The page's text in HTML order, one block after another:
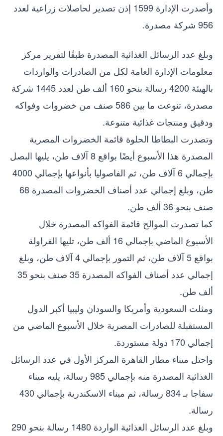
وأصدرت الإدارة 1599 إذن تصدير لحاصلات زراعية لعدد
956 شركة مصدرة.
وبلغ عدد الرسائل الغذائية المصدرة طبقًا لتقرير مركز
معلومات الإدارة العامة لكل من الصادرات والواردات
بالهيئة 4200 رسالة بنحو 160 ألف طن لعدد 1445 شركة
مصدرة، تنوعت ما بين 586 صنف من خضروات وفواكه
ودقيق ومنتجات غذائية متنوعة.
وتصدرت البطاطا الحلوة قائمة الخضروات المصرية
المصدرة هذا الأسبوع أيضًا بواقع 8 آلاف طن، يليها البصل
بإجمالي 6 آلاف طن، ثم الفاصوليا بأنواعها بإجمالي 4000
طن، وبلغ إجمالي عدد أصناف الخضروات المصدرة 68
صنف بنحو 36 ألف طن.
كما تصدرت الموالح قائمة الفواكه المصدرة خلال
الأسبوع الماضي بإجمالي 16 ألف طن، تليها الفراولة
بواقع 5 آلاف طن، ثم التمور بإجمالي 4 آلاف طن، وبلغ
إجمالي عدد أصناف الفواكه المصدرة 35 صنف بنحو 35
ألف طن.
ومثلت السعودية وأمريكا والسودان وليبيا أكبر الدول
المستقبلة للصادرات المصرية خلال الأسبوع الماضي من
إجمالي 170 دولة مستوردة.
واحتل ميناء مطار القاهرة المركز الأول في عدد الرسائل
الغذائية المصدرة منه بإجمالي 985 رسالة، يليه ميناء
سفاجا بـ 834 رسالة، ثم ميناء الاسكندرية بإجمالي 430
رسالة.
وبلغ عدد الرسائل الغذائية الواردة 1480 رسالة بنحو 290